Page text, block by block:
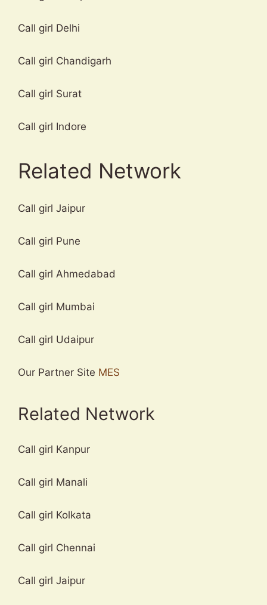
Call girl Delhi
Call girl Chandigarh
Call girl Surat
Call girl Indore
Related Network
Call girl Jaipur
Call girl Pune
Call girl Ahmedabad
Call girl Mumbai
Call girl Udaipur
Our Partner Site MES
Related Network
Call girl Kanpur
Call girl Manali
Call girl Kolkata
Call girl Chennai
Call girl Jaipur